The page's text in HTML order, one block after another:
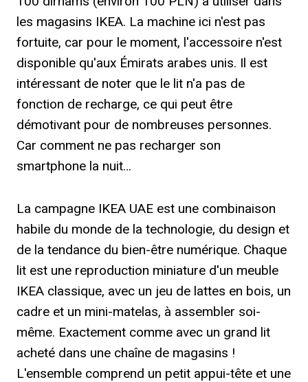
les magasins IKEA. La machine ici n'est pas
fortuite, car pour le moment, l'accessoire n'est
disponible qu'aux Émirats arabes unis. Il est
intéressant de noter que le lit n'a pas de
fonction de recharge, ce qui peut être
démotivant pour de nombreuses personnes.
Car comment ne pas recharger son
smartphone la nuit…
La campagne IKEA UAE est une combinaison
habile du monde de la technologie, du design et
de la tendance du bien-être numérique. Chaque
lit est une reproduction miniature d'un meuble
IKEA classique, avec un jeu de lattes en bois, un
cadre et un mini-matelas, à assembler soi-
même. Exactement comme avec un grand lit
acheté dans une chaîne de magasins !
L'ensemble comprend un petit appui-tête et une